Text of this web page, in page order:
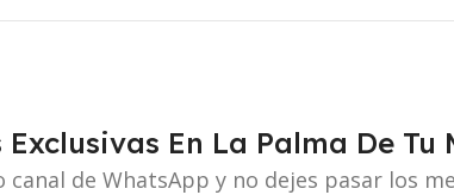
En La Palma De Tu
de WhatsApp y no dejes pasar los